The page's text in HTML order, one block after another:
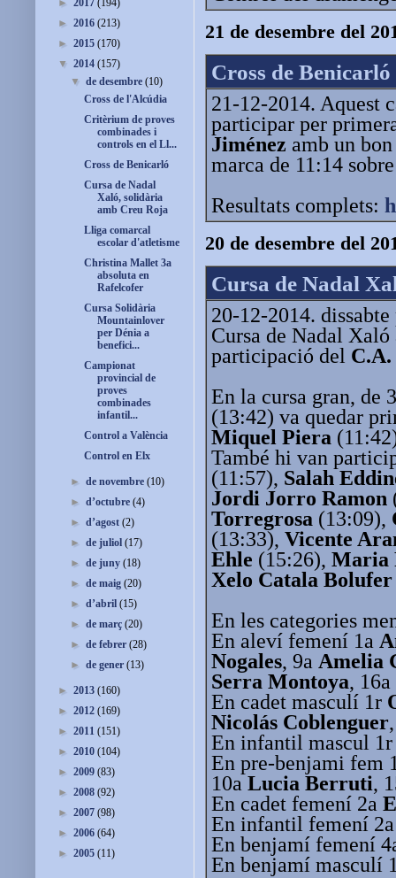
21 de desembre del
Cross de Benicarló
21-12-2014. Aquest
participar per
Jiménez amb un
marca de 11:14
Resultats complets:
20 de desembre del
Cursa de Nadal
20-12-2014.
Cursa de Nadal
participació del
En la cursa gran, de
(13:42) va quedar
Miquel Piera
També hi van
(11:57), Salah
Jordi Jorro Ramon
Torregrosa (13:09),
(13:33), Vicente
Ehle (15:26), Maria
Xelo Catala Bolufer
En les categories
En aleví femení 1a
Nogales, 9a Amelia
Serra Montoya, 16a
En cadet masculí 1r
Nicolás Coblenguer
En infantil mascul
En pre-benjami fem
10a Lucia Berruti,
En cadet femení 2a
En infantil femení
En benjamí femení
En benjamí masculí
► 2017 (194)
► 2016 (213)
► 2015 (170)
▼ 2014 (157)
▼de desembre(10)
Cross de l'Alcúdia
Critèrium de proves
combinades i
controls en el Ll...
Cross de Benicarló
Cursa de Nadal
Xaló, solidària
amb Creu Roja
Lliga comarcal
escolar d'atletisme
Christina Mallet 3a
absoluta en
Rafelcofer
Cursa Solidària
Mountainlover
per Dénia a
benefici...
Campionat
provincial de
proves
combinades
infantil...
Control a València
Control en Elx
►de novembre(10)
►d’octubre(4)
►d’agost(2)
►de juliol(17)
►de juny(18)
►de maig(20)
►d’abril(15)
►de març(20)
►de febrer(28)
►de gener(13)
► 2013 (160)
► 2012 (169)
► 2011 (151)
► 2010 (104)
► 2009 (83)
► 2008 (92)
► 2007 (98)
► 2006 (64)
► 2005 (11)